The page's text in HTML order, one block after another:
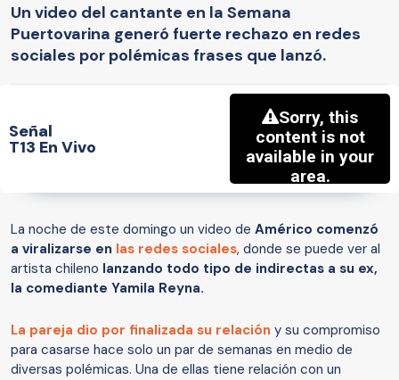
Un video del cantante en la Semana
Puertovarina generó fuerte rechazo en redes
sociales por polémicas frases que lanzó.
Señal
T13 En Vivo
La noche de este domingo un video de Américo comenzó
a viralizarse en las redes sociales, donde se puede ver al
artista chileno lanzando todo tipo de indirectas a su ex,
la comediante Yamila Reyna.
La pareja dio por finalizada su relación y su compromiso
para casarse hace solo un par de semanas en medio de
diversas polémicas. Una de ellas tiene relación con un